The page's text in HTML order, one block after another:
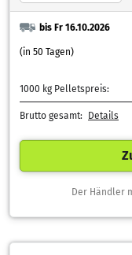
bis Fr 16.10.2026
(in 50 Tagen)
1000 kg Pelletspreis:
Brutto gesamt: Details
Der Händler